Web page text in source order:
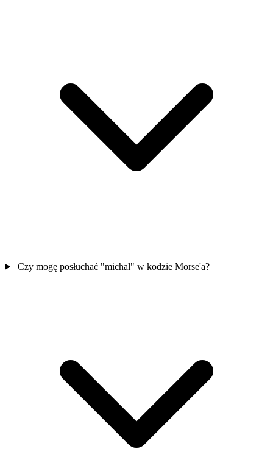
Czy mogę posłuchać "michal" w kodzie Morse'a?